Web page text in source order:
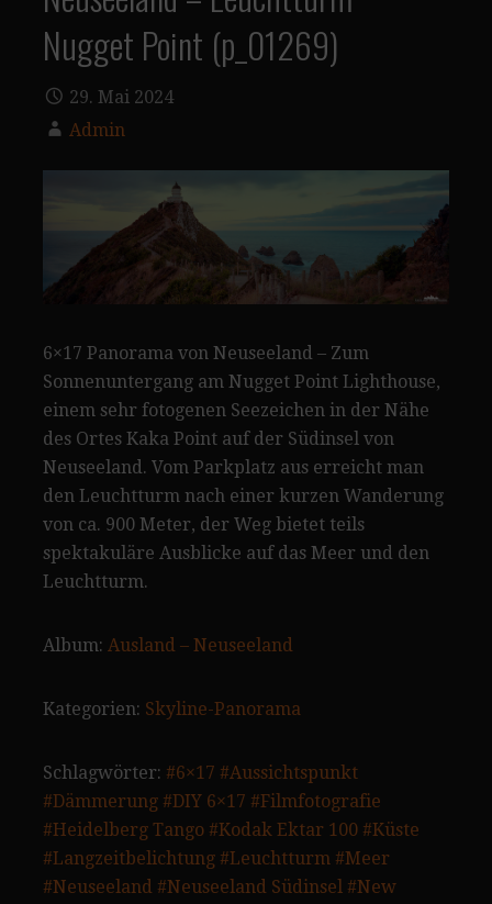
Nugget Point (p_01269)
29. Mai 2024
Admin
6×17 Panorama von Neuseeland – Zum
Sonnenuntergang am Nugget Point Lighthouse,
einem sehr fotogenen Seezeichen in der Nähe
des Ortes Kaka Point auf der Südinsel von
Neuseeland. Vom Parkplatz aus erreicht man
den Leuchtturm nach einer kurzen Wanderung
von ca. 900 Meter, der Weg bietet teils
spektakuläre Ausblicke auf das Meer und den
Leuchtturm.
Album: Ausland – Neuseeland
Kategorien: Skyline-Panorama
Schlagwörter: #6×17 #Aussichtspunkt
#Dämmerung #DIY 6×17 #Filmfotografie
#Heidelberg Tango #Kodak Ektar 100 #Küste
#Langzeitbelichtung #Leuchtturm #Meer
#Neuseeland #Neuseeland Südinsel #New